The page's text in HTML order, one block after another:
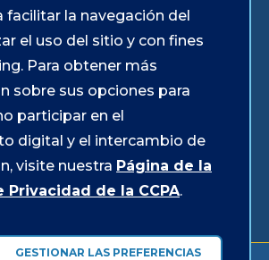
Pacific Ave
Parkland
Puyallup
Redmond
Shoreline
Southcenter
Westgate
facilitar la navegación del
el uso del sitio y con fines
Para obtener más
sobre sus opciones para
participar en el
digital y el intercambio de
visite nuestra Página de la
Privacidad de la CCPA.
GESTIONAR LAS PREFERENCIAS